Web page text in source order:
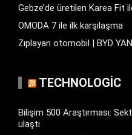
Gebze’de üretilen Karea Fit
OMODA 7 ile ilk karşılaşma
Zıplayan otomobil | BYD
TECHNOLOGIC
Bilişim 500 Araştırması:
ulaştı